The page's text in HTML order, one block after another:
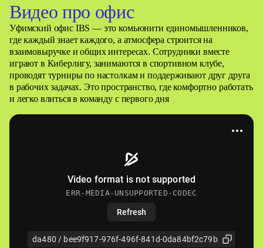
Видео про офис
Уфимский офис IBS — это комьюнити единомышленников,
где каждый знает каждого, а атмосфера строится на
взаимовыручке и общих интересах. Сотрудники вместе
играют в Киберлигу, занимаются в спортивном клубе,
проводят турниры по настолкам и поддерживают друг друга
в рабочих задачах. Это пространство, где комфортно работать
и легко влиться в команду с первого дня